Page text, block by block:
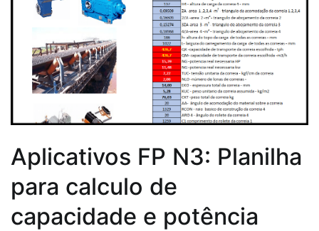
Aplicativos FP N3: Planilha
para calculo de
capacidade e potência